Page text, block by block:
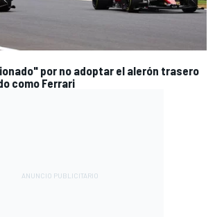
por no adoptar el alerón trasero
como Ferrari